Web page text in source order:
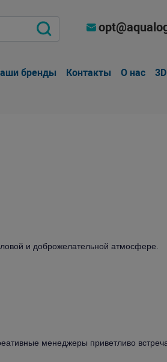
бренды Контакты О нас
и доброжелательной атмосфере.
менеджеры приветливо